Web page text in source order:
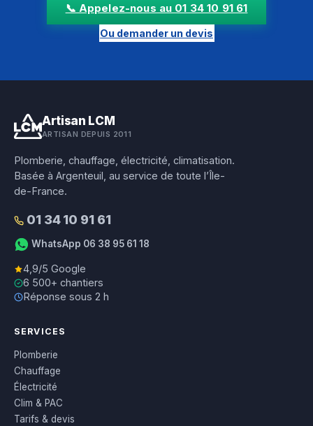
📞 Appelez-nous au 01 34 10 91 61
Ou demander un devis
Artisan LCM
ARTISAN DEPUIS 2011
Plomberie, chauffage, électricité, climatisation.
Basée à Argenteuil, au service de toute l’Île-
de-France.
01 34 10 91 61
WhatsApp 06 38 95 61 18
4,9/5 Google
6 500+ chantiers
Réponse sous 2 h
SERVICES
Plomberie
Chauffage
Électricité
Clim & PAC
Tarifs & devis